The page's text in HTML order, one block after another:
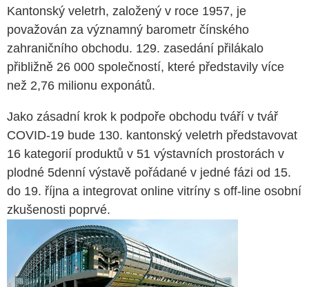
Kantonský veletrh, založený v roce 1957, je
považován za významný barometr čínského
zahraničního obchodu. 129. zasedání přilákalo
přibližně 26 000 společností, které představily více
než 2,76 milionu exponátů.
Jako zásadní krok k podpoře obchodu tváří v tvář
COVID-19 bude 130. kantonský veletrh představovat
16 kategorií produktů v 51 výstavních prostorách v
plodné 5denní výstavě pořádané v jedné fázi od 15.
do 19. října a integrovat online vitríny s off-line osobní
zkušenosti poprvé.